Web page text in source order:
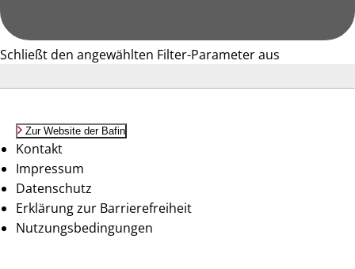
Schließt den angewählten Filter-Parameter aus
Zur Website der Bafin
Kontakt
Impressum
Datenschutz
Erklärung zur Barrierefreiheit
Nutzungsbedingungen